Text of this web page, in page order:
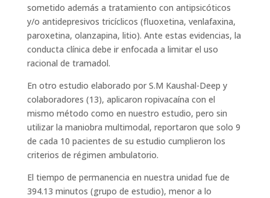
sometido además a tratamiento con antipsicóticos
y/o antidepresivos tricíclicos (fluoxetina, venlafaxina,
paroxetina, olanzapina, litio). Ante estas evidencias, la
conducta clínica debe ir enfocada a limitar el uso
racional de tramadol.
En otro estudio elaborado por S.M Kaushal-Deep y
colaboradores (13), aplicaron ropivacaína con el
mismo método como en nuestro estudio, pero sin
utilizar la maniobra multimodal, reportaron que solo 9
de cada 10 pacientes de su estudio cumplieron los
criterios de régimen ambulatorio.
El tiempo de permanencia en nuestra unidad fue de
394.13 minutos (grupo de estudio), menor a lo